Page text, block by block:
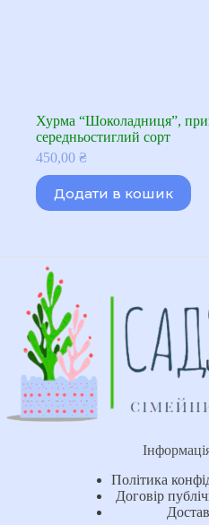
Хурма “Шоколадниця”,
середньостиглий сорт
450,00 ₴
Додати в кошик
Політика
Договір